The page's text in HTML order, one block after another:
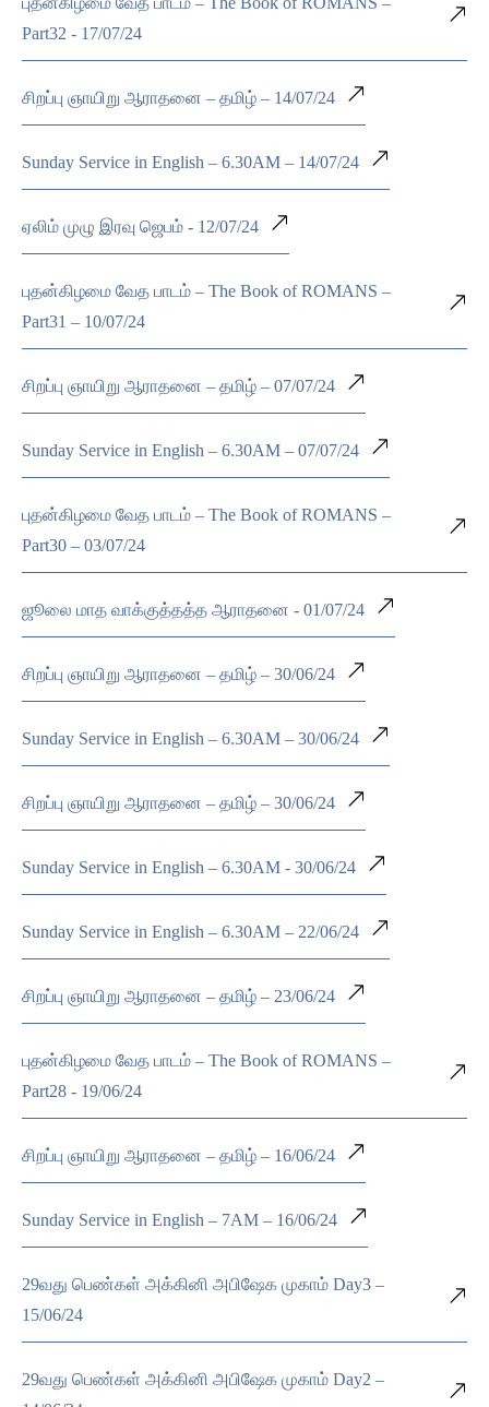
Part32 - 17/07/24
சிறப்பு ஞாயிறு ஆராதனை – தமிழ் – 14/07/24
Sunday Service in English – 6.30AM – 14/07/24
ஏலிம் முழு இரவு ஜெபம் - 12/07/24
புதன்கிழமை வேத பாடம் – The Book of ROMANS –
Part31 – 10/07/24
சிறப்பு ஞாயிறு ஆராதனை – தமிழ் – 07/07/24
Sunday Service in English – 6.30AM – 07/07/24
புதன்கிழமை வேத பாடம் – The Book of ROMANS –
Part30 – 03/07/24
ஜூலை மாத வாக்குத்தத்த ஆராதனை - 01/07/24
சிறப்பு ஞாயிறு ஆராதனை – தமிழ் – 30/06/24
Sunday Service in English – 6.30AM – 30/06/24
சிறப்பு ஞாயிறு ஆராதனை – தமிழ் – 30/06/24
Sunday Service in English – 6.30AM - 30/06/24
Sunday Service in English – 6.30AM – 22/06/24
சிறப்பு ஞாயிறு ஆராதனை – தமிழ் – 23/06/24
புதன்கிழமை வேத பாடம் – The Book of ROMANS –
Part28 - 19/06/24
சிறப்பு ஞாயிறு ஆராதனை – தமிழ் – 16/06/24
Sunday Service in English – 7AM – 16/06/24
29வது பெண்கள் அக்கினி அபிஷேக முகாம் Day3 –
15/06/24
29வது பெண்கள் அக்கினி அபிஷேக முகாம் Day2 –